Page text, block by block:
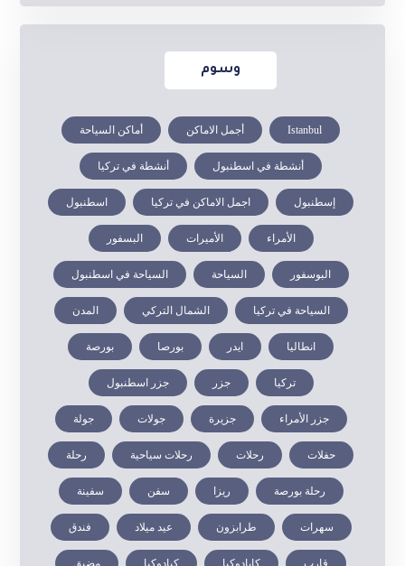
وسوم
Istanbul أجمل الاماكن أماكن السياحة
أنشطة في اسطنبول أنشطة في تركيا
إسطنبول اجمل الاماكن في تركيا اسطنبول
الأمراء الأميرات البسفور
البوسفور السياحة السياحة في اسطنبول
السياحة في تركيا الشمال التركي المدن
انطاليا ايدر بورصا بورصة
تركيا جزر جزر اسطنبول
جزر الأمراء جزيرة جولات جولة
حفلات رحلات رحلات سياحية رحلة
رحلة بورصة ريزا سفن سفينة
سهرات طرابزون عيد ميلاد فندق
قارب كابادوكيا كبادوكيا مضيق